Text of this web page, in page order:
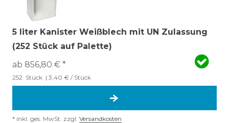
5 liter Kanister Weißblech mit UN Zulassung
(252 Stück auf Palette)
ab 856,80 € *
252 Stück | 3,40 € / Stück
* inkl. ges. MwSt. zzgl. Versandkosten